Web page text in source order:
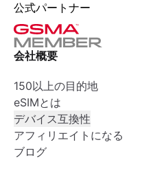
公式パートナー
会社概要
150以上の目的地
eSIMとは
デバイス互換性
アフィリエイトになる
ブログ